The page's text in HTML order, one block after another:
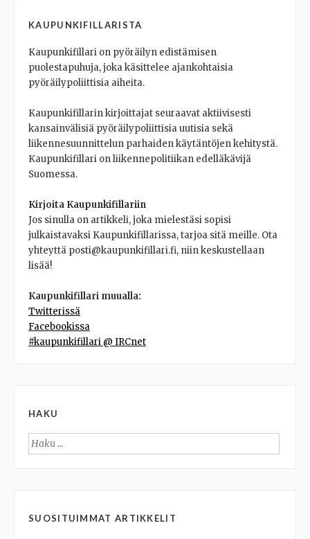
KAUPUNKIFILLARISTA
Kaupunkifillari on pyöräilyn edistämisen
puolestapuhuja, joka käsittelee ajankohtaisia
pyöräilypoliittisia aiheita.
Kaupunkifillarin kirjoittajat seuraavat aktiivisesti
kansainvälisiä pyöräilypoliittisia uutisia sekä
liikennesuunnittelun parhaiden käytäntöjen kehitystä.
Kaupunkifillari on liikennepolitiikan edelläkävijä
Suomessa.
Kirjoita Kaupunkifillariin
Jos sinulla on artikkeli, joka mielestäsi sopisi
julkaistavaksi Kaupunkifillarissa, tarjoa sitä meille. Ota
yhteyttä posti@kaupunkifillari.fi, niin keskustellaan
lisää!
Kaupunkifillari muualla:
Twitterissä
Facebookissa
#kaupunkifillari @ IRCnet
HAKU
Haku:
SUOSITUIMMAT ARTIKKELIT